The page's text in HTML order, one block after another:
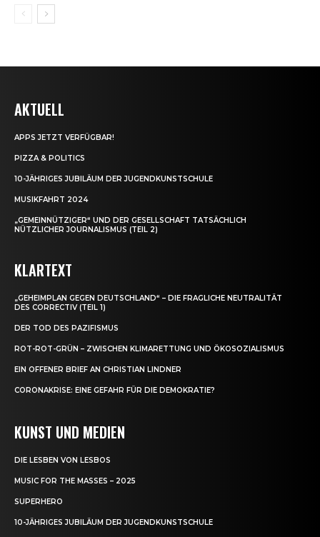
AKTUELL
APPS JETZT VERFÜGBAR!
PIZZA & POLITICS
10-JÄHRIGES JUBILÄUM DER JUGENDKUNSTSCHULE
MUSIKFAHRT 2024
„GEMEINNÜTZIGER“ UND DER GESELLSCHAFT TATSÄCHLICH
NÜTZLICHER JOURNALISMUS (TEIL 2)
KLARTEXT
„GEHEIMPLAN GEGEN DEUTSCHLAND“ – DIE FRAGLICHE NEUTRALITÄT
DES CORRECTIV (TEIL 1)
DER TOD DES PAZIFISMUS
ROT-ROT-GRÜN – ZWISCHEN KLIMARETTUNG UND ÖKOSOZIALISMUS
EIN OFFENER BRIEF AN CHRISTIAN LINDNER
CORONAKRISE: EINE GEFAHR FÜR DIE DEMOKRATIE?
KUNST UND MEDIEN
DIE LESBEN VON LESBOS
MUSIC FOR THE MASSES – 2025
SUPERHERO
10-JÄHRIGES JUBILÄUM DER JUGENDKUNSTSCHULE